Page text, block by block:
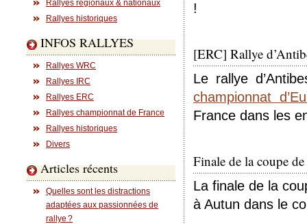
Rallyes régionaux & nationaux
Rallyes historiques
INFOS RALLYES
Rallyes WRC
Rallyes IRC
Rallyes ERC
Rallyes championnat de France
Rallyes historiques
Divers
Articles récents
Quelles sont les distractions
adaptées aux passionnées de
rallye ?
!
[ERC] Rallye
Le rallye
championnat
France dans les
Finale de la coupe
La finale de la
à Autun dans le